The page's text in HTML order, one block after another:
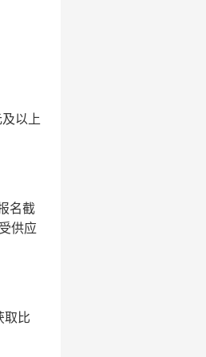
以上
名截
供应
取比